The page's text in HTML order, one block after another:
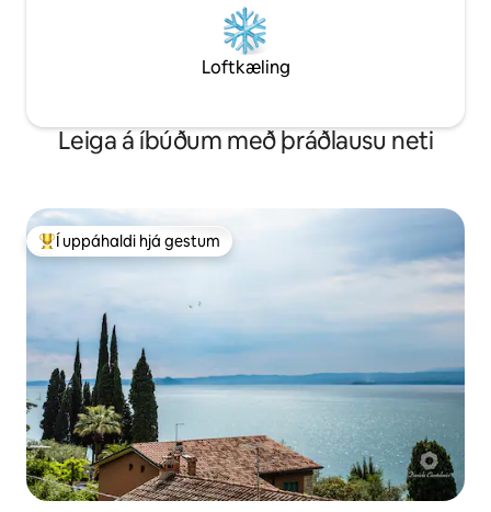
Loftkæling
Leiga á íbúðum með þráðlausu neti
Í mestu uppáhaldi hjá gestum
Í uppáhaldi hjá gestum